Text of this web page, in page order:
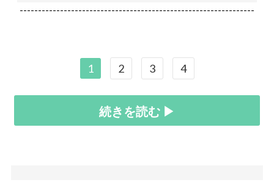
----------------------------------------------------------------
1 2 3 4
続きを読む ▶